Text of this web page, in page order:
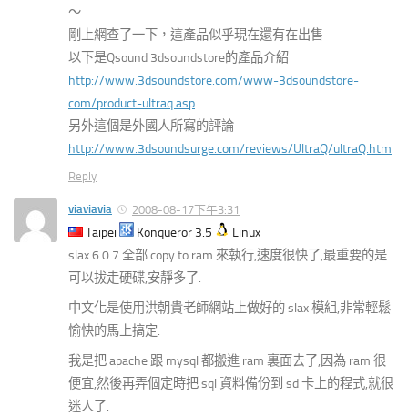
～
剛上網查了一下，這產品似乎現在還有在出售
以下是Qsound 3dsoundstore的產品介紹
http://www.3dsoundstore.com/www-3dsoundstore-
com/product-ultraq.asp
另外這個是外國人所寫的評論
http://www.3dsoundsurge.com/reviews/UltraQ/ultraQ.htm
Reply
viaviavia 2008-08-17下午3:31
Taipei Konqueror 3.5
Linux
slax 6.0.7 全部 copy to ram 來執行,速度很快了,最重要的是
可以拔走硬碟,安靜多了.
中文化是使用洪朝貴老師網站上做好的 slax 模組,非常輕鬆
愉快的馬上搞定.
我是把 apache 跟 mysql 都搬進 ram 裏面去了,因為 ram 很
便宜,然後再弄個定時把 sql 資料備份到 sd 卡上的程式,就很
迷人了.